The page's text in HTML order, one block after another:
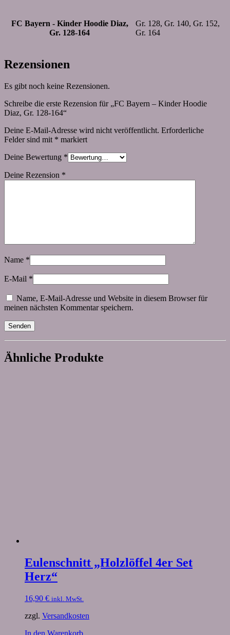
FC Bayern - Kinder Hoodie Diaz,
Gr. 128-164
Gr. 128, Gr. 140, Gr. 152,
Gr. 164
Rezensionen
Es gibt noch keine Rezensionen.
Schreibe die erste Rezension für „FC Bayern – Kinder Hoodie
Diaz, Gr. 128-164“
Deine E-Mail-Adresse wird nicht veröffentlicht. Erforderliche
Felder sind mit * markiert
Deine Bewertung *
Deine Rezension *
Name *
E-Mail *
Name, E-Mail-Adresse und Website in diesem Browser für
meinen nächsten Kommentar speichern.
Ähnliche Produkte
Eulenschnitt „Holzlöffel 4er Set
Herz“
16,90 € inkl. MwSt.
zzgl. Versandkosten
In den Warenkorb